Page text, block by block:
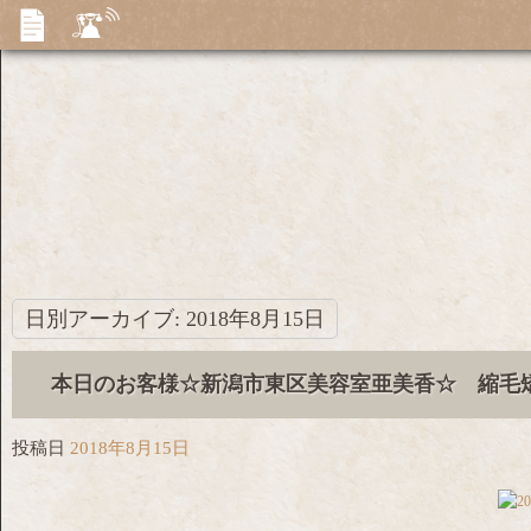
日別アーカイブ: 2018年8月15日
本日のお客様☆新潟市東区美容室亜美香☆ 縮毛
投稿日 2018年8月15日